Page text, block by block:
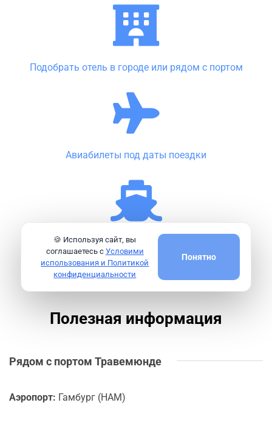
Подобрать отель в городе или рядом с портом
Авиабилеты под даты поездки
Идеи круизов на будущее
Полезная информация
Рядом с портом Травемюнде
Аэропорт: Гамбург (HAM)
🍪 Используя сайт, вы
соглашаетесь с Условими
использования и Политикой
конфиденциальности
Понятно